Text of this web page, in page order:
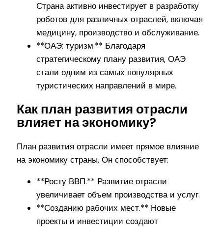
Страна активно инвестирует в разработку
роботов для различных отраслей, включая
медицину, производство и обслуживание.
**ОАЭ: туризм.** Благодаря
стратегическому плану развития, ОАЭ
стали одним из самых популярных
туристических направлений в мире.
Как план развития отрасли
влияет на экономику?
План развития отрасли имеет прямое влияние
на экономику страны. Он способствует:
**Росту ВВП.** Развитие отрасли
увеличивает объем производства и услуг.
**Созданию рабочих мест.** Новые
проекты и инвестиции создают